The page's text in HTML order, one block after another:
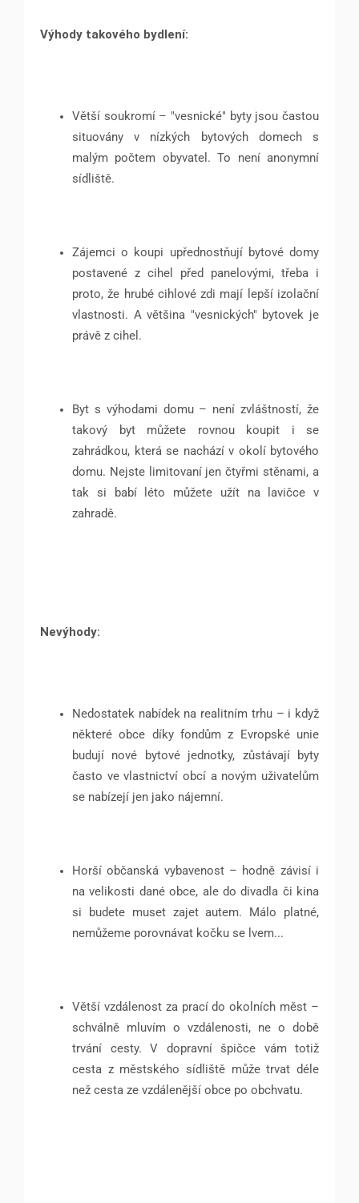
Výhody takového bydlení:
Větší soukromí – "vesnické" byty jsou častou
situovány v nízkých bytových domech s
malým počtem obyvatel. To není anonymní
sídliště.
Zájemci o koupi upřednostňují bytové domy
postavené z cihel před panelovými, třeba i
proto, že hrubé cihlové zdi mají lepší izolační
vlastnosti. A většina "vesnických" bytovek je
právě z cihel.
Byt s výhodami domu – není zvláštností, že
takový byt můžete rovnou koupit i se
zahrádkou, která se nachází v okolí bytového
domu. Nejste limitovaní jen čtyřmi stěnami, a
tak si babí léto můžete užít na lavičce v
zahradě.
Nevýhody:
Nedostatek nabídek na realitním trhu – i když
některé obce díky fondům z Evropské unie
budují nové bytové jednotky, zůstávají byty
často ve vlastnictví obcí a novým uživatelům
se nabízejí jen jako nájemní.
Horší občanská vybavenost – hodně závisí i
na velikosti dané obce, ale do divadla či kina
si budete muset zajet autem. Málo platné,
nemůžeme porovnávat kočku se lvem...
Větší vzdálenost za prací do okolních měst –
schválně mluvím o vzdálenosti, ne o době
trvání cesty. V dopravní špičce vám totiž
cesta z městského sídliště může trvat déle
než cesta ze vzdálenější obce po obchvatu.